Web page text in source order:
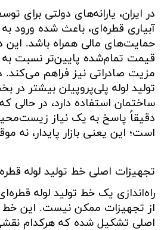
در ایران، یارانه‌های دولتی برای
آبیاری قطره‌ای، باعث شده ورود
حمایت‌های مالی همراه باشد.
قیمت تمام‌شده پایین‌تر نسبت به
مزیت صادراتی نیز فراهم می‌کند.
تولید لوله‌ پلی‌‌پروپیلن بیشتر در
ساختمان استفاده دارد، در حالی
دقیقاً پاسخ به یک نیاز
است؛ این یعنی بازار پایدار، نه
تجهیزات اصلی خط تولید لوله
راه‌اندازی یک خط تولید لوله
از تجهیزات ممکن نیست. این خط
اصلی تشکیل شده که هرکدام